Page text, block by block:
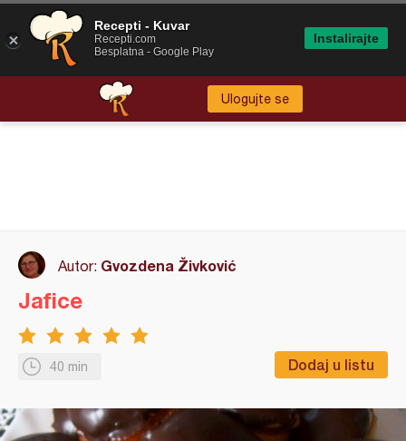
Ulogujte se
Autor: Gvozdena Živković
40 min Dodaj u listu
Jafice
Recepti - Kuvar
Recepti.com
Besplatna - Google Play
Instalirajte